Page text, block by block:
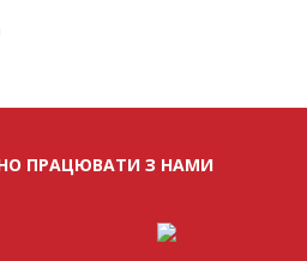
ПРАЦЮВАТИ З НАМИ